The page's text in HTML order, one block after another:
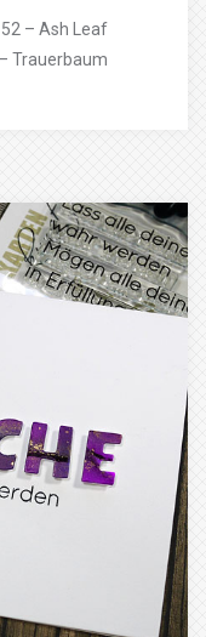
– Ash Leaf
Trauerbaum